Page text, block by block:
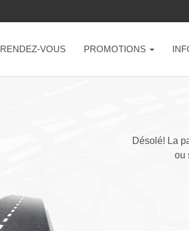
RENDEZ-VOUS PROMOTIONS
Désolé! La
ou